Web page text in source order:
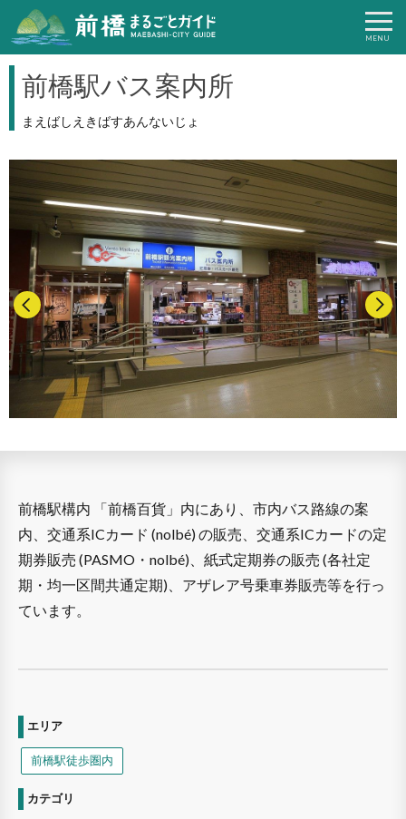
前橋駅バス案内所
まえばしえきばすあんないじょ
前橋駅構内 「前橋百貨」内にあり、市内バス路線の案
内、交通系ICカード (nolbé) の販売、交通系ICカードの定
期券販売 (PASMO・nolbé)、紙式定期券の販売 (各社定
期・均一区間共通定期)、アザレア号乗車券販売等を行っ
ています。
エリア
前橋駅徒歩圏内
カテゴリ